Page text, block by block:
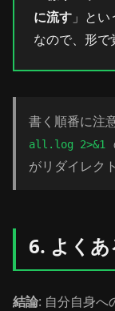
に流す 」と
なので、形で
書く順番に注意
all.log 2>&1
がリダイレク
6. よく
結論: 自分自身へ